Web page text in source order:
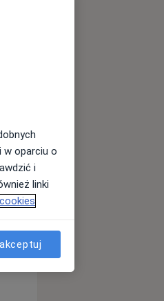
Śr,
12 Sie
w oparciu o
i
linki